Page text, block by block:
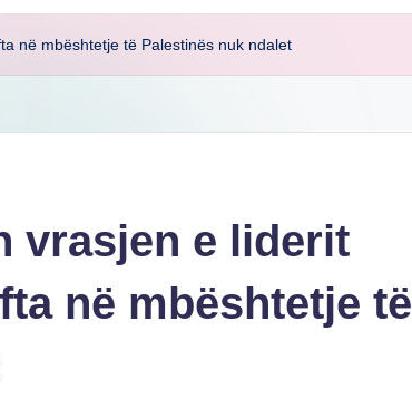
në mbështetje të Palestinës nuk ndalet
vrasjen e liderit
në mbështetje të